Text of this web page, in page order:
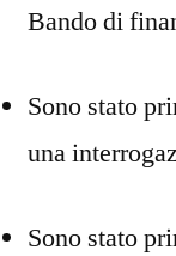
Bando di
Sono stato
una
Sono stato